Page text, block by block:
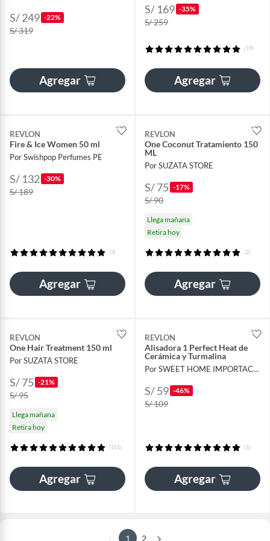
S/ 249 -22%
S/ 319
Agregar
S/ 169 -35%
S/ 259
(19)
Agregar
REVLON
Fire & Ice Women 50 ml
Por Swishpop Perfumes PE
S/ 132 -30%
S/ 189
(3)
Agregar
REVLON
One Coconut Tratamiento 150
ML
Por SUZATA STORE
S/ 75 -17%
S/ 90
Llega mañana
Retira hoy
(2)
Agregar
REVLON
One Hair Treatment 150 ml
Por SUZATA STORE
S/ 75 -21%
S/ 95
Llega mañana
Retira hoy
(111)
Agregar
REVLON
Alisadora 1 Perfect Heat de
Cerámica y Turmalina
Por SWEET HOME IMPORTACIONES
S/ 59 -46%
S/ 109
(1)
Agregar
1 2